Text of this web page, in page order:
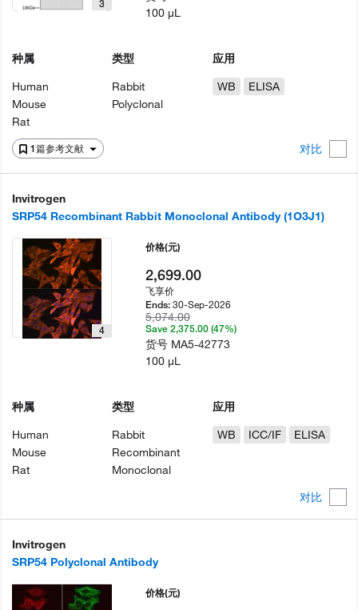
1篇参考文献 对比
3
种属
Human
Mouse
Rat
类型
Rabbit
Polyclonal
应用
WB
ELISA
100 µL
Invitrogen
SRP54 Recombinant Rabbit Monoclonal Antibody (1O3J1)
对比
4
种属
Human
Mouse
Rat
类型
Rabbit
Recombinant
Monoclonal
应用
WB
ICC/IF ELISA
价格(元)
2,699.00
飞享价
Ends:30-Sep-2026
5,074.00
Save 2,375.00 (47%)
货号 MA5-42773
100 µL
Invitrogen
SRP54 Polyclonal Antibody
价格(元)